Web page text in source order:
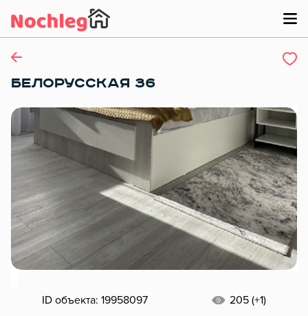
БЕЛОРУССКАЯ 36
ID объекта: 19958097 205 (+1)